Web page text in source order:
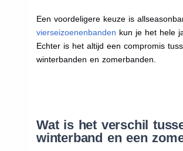
Een voordeligere keuze is
vierseizoenenbanden kun je het hele
Echter is het altijd een compromis
winterbanden en zomerbanden.
Wat is het verschil
winterband en een